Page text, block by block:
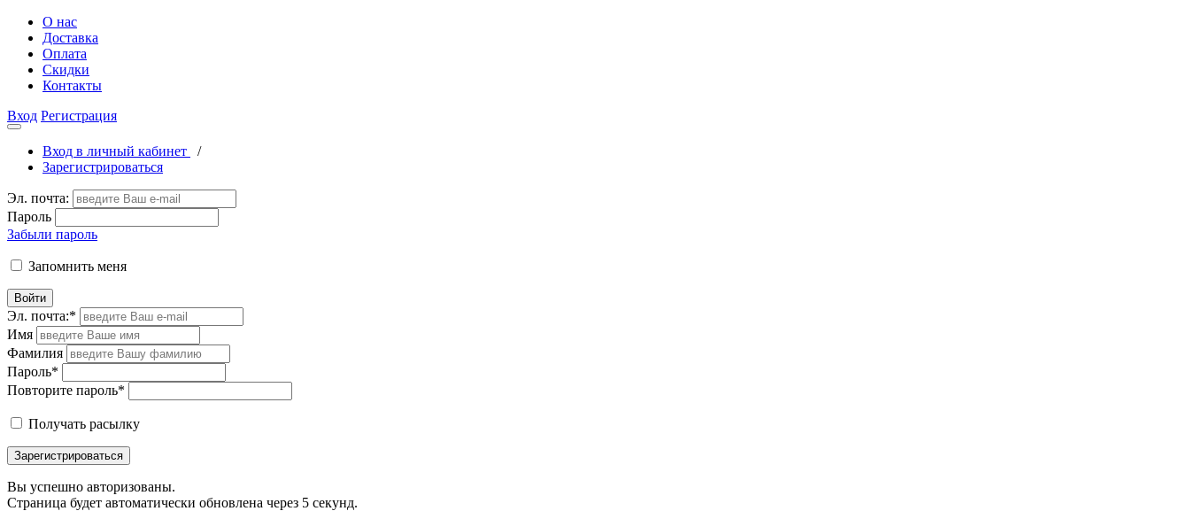
О нас
Доставка
Оплата
Скидки
Контакты
Вход Регистрация
Вход в личный кабинет
/
Зарегистрироваться
Эл. почта:
Пароль
Забыли пароль
Запомнить меня
Войти
Эл. почта:*
Имя
Фамилия
Пароль*
Повторите пароль*
Получать расылку
Зарегистрироваться
Вы успешно авторизованы.
Страница будет автоматически обновлена через 5 секунд.